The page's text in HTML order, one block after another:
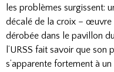
les problèmes surgissent:
décalé de la croix – œuvre
dérobée dans le pavillon
l’URSS fait savoir que son
s’apparente fortement à